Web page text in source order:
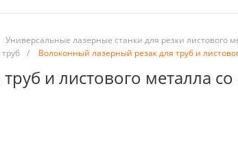
Универсальные лазерные станки для резки листового
/ Волоконный лазерный резак для труб и
и листового металла